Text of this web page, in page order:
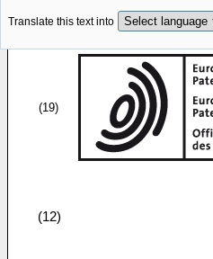
Translate this text into
(19)
(12)